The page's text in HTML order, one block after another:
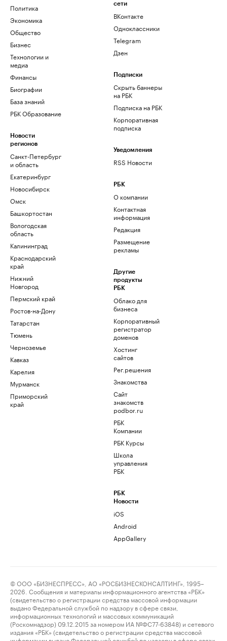
Политика
Экономика
Общество
Бизнес
Технологии и
медиа
Финансы
Биографии
База знаний
РБК Образование
Новости
регионов
Санкт-Петербург
и область
Екатеринбург
Новосибирск
Омск
Башкортостан
Вологодская
область
Калининград
Краснодарский
край
Нижний
Новгород
Пермский край
Ростов-на-Дону
Татарстан
Тюмень
Черноземье
Кавказ
Карелия
Мурманск
Приморский
край
сети
ВКонтакте
Одноклассники
Telegram
Дзен
Подписки
Скрыть баннеры
на РБК
Подписка на РБК
Корпоративная
подписка
Уведомления
RSS Новости
РБК
О компании
Контактная
информация
Редакция
Размещение
рекламы
Другие
продукты
РБК
Облако для
бизнеса
Корпоративный
регистратор
доменов
Хостинг
сайтов
Рег.решения
Знакомства
Сайт
знакомств
podbor.ru
РБК
Компании
РБК Курсы
Школа
управления
РБК
РБК
Новости
iOS
Android
AppGallery
© ООО «БИЗНЕСПРЕСС», АО «РОСБИЗНЕСКОНСАЛТИНГ», 1995–
2026. Сообщения и материалы информационного агентства «РБК»
(свидетельство о регистрации средства массовой информации
выдано Федеральной службой по надзору в сфере связи,
информационных технологий и массовых коммуникаций
(Роскомнадзор) 09.12.2015 за номером ИА №ФС77-63848) и сетевого
издания «РБК» (свидетельство о регистрации средства массовой